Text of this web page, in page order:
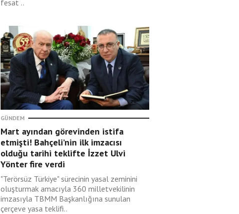
fesat ..
GÜNDEM
Mart ayından görevinden istifa
etmişti! Bahçeli’nin ilk imzacısı
olduğu tarihi teklifte İzzet Ulvi
Yönter fire verdi
"Terörsüz Türkiye" sürecinin yasal zeminini
oluşturmak amacıyla 360 milletvekilinin
imzasıyla TBMM Başkanlığına sunulan
çerçeve yasa teklifi..